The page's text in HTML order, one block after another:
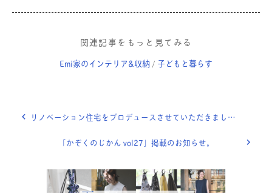
関連記事をもっと見てみる
Emi家のインテリア&収納 / 子どもと暮らす
リノベーション住宅をプロデュースさせていただきました。
「かぞくのじかん vol27」掲載のお知らせ。